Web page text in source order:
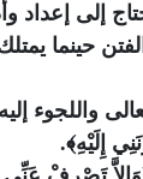
إلى إعداد
حينما
تعالى
إِلَيْهِ﴾.